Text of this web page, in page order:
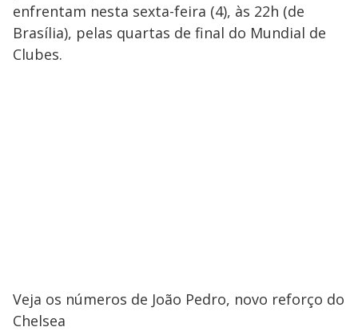
enfrentam nesta sexta-feira (4), às 22h (de
Brasília), pelas quartas de final do Mundial de
Clubes.
Veja os números de João Pedro, novo reforço do
Chelsea